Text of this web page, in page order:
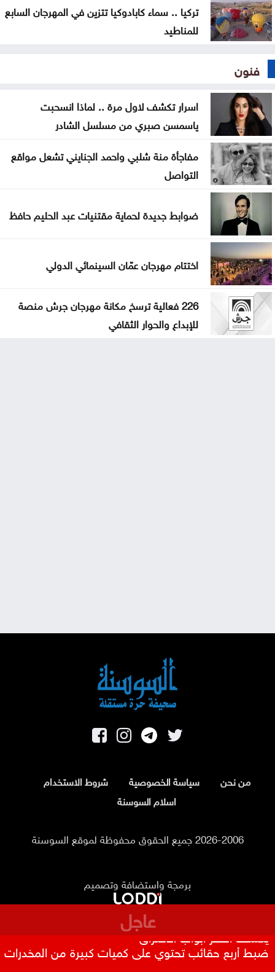
تركيا .. سماء كابادوكيا تتزين في المهرجان السابع
للمناطيد
فنون
اسرار تكشف لاول مرة .. لماذا انسحبت
ياسمسن صبري من مسلسل الشادر
مفاجأة منة شلبي واحمد الجنايني تشعل مواقع
التواصل
ضوابط جديدة لحماية مقتنيات عبد الحليم حافظ
اختتام مهرجان عمّان السينمائي الدولي
226 فعالية ترسخ مكانة مهرجان جرش منصة
للإبداع والحوار الثقافي
من نحن سياسة الخصوصية
شروط الاستخدام
اسلام السوسنة
2026-2006 جميع الحقوق محفوظة لموقع السوسنة
برمجة واستضافة وتصميم
عاجل
122 موقعاً مزيفاً تنتحل مؤسسات أردنية .. تقرير رسمي
يكشف أخطر أبواب الاختراق
ضبط أربع حقائب تحتوي على كميات كبيرة من المخدرات